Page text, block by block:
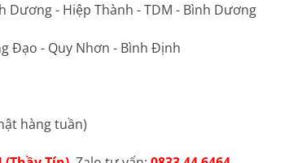
Dương - Hiệp Thành - TDM - Bình Dương
Đạo - Quy Nhơn - Bình Định
hàng tuần)